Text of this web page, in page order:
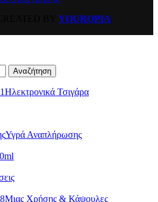
YOUROPIA
Αναζήτηση
Ηλεκτρονικά Τσιγάρα
Υγρά Αναπλήρωσης
Μιας Χρήσης & Κάψουλες